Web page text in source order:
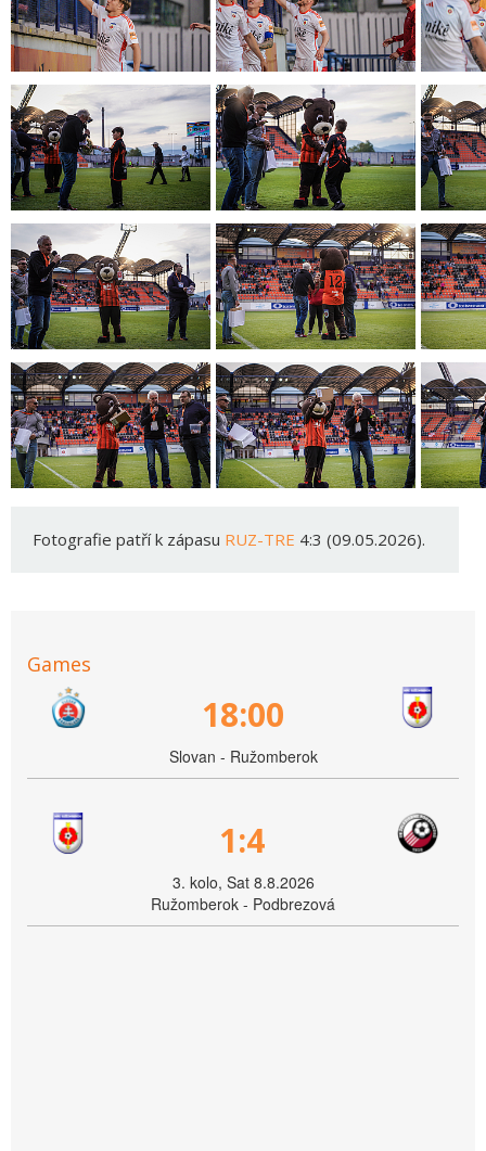
Fotografie patří k zápasu RUZ-TRE 4:3 (09.05.2026).
Games
18:00
Slovan - Ružomberok
1:4
3. kolo, Sat 8.8.2026
Ružomberok - Podbrezová